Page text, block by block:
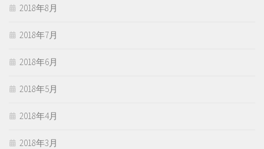
2018年8月
2018年7月
2018年6月
2018年5月
2018年4月
2018年3月